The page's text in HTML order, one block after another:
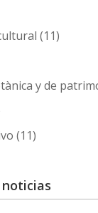
(11)
y de
(11)